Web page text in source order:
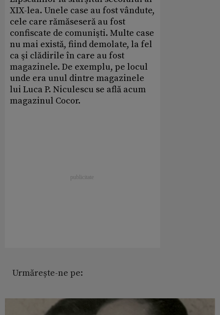
XIX-lea. Unele case au fost vândute,
cele care rămăseseră au fost
confiscate de comunişti. Multe case
nu mai există, fiind demolate, la fel
ca şi clădirile în care au fost
magazinele. De exemplu, pe locul
unde era unul dintre magazinele
lui Luca P. Niculescu se află acum
magazinul Cocor.
Urmărește-ne pe: